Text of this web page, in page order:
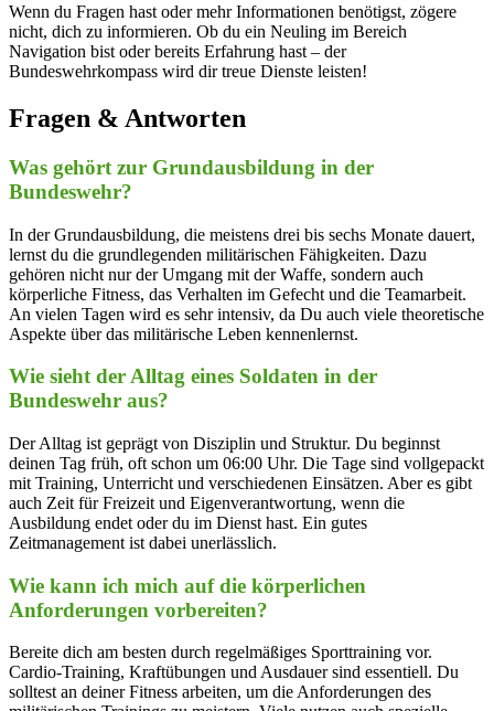
Wenn du Fragen hast oder mehr Informationen benötigst, zögere
nicht, dich zu informieren. Ob du ein Neuling im Bereich
Navigation bist oder bereits Erfahrung hast – der
Bundeswehrkompass wird dir treue Dienste leisten!
Fragen & Antworten
Was gehört zur Grundausbildung in der
Bundeswehr?
In der Grundausbildung, die meistens drei bis sechs Monate dauert,
lernst du die grundlegenden militärischen Fähigkeiten. Dazu
gehören nicht nur der Umgang mit der Waffe, sondern auch
körperliche Fitness, das Verhalten im Gefecht und die Teamarbeit.
An vielen Tagen wird es sehr intensiv, da Du auch viele theoretische
Aspekte über das militärische Leben kennenlernst.
Wie sieht der Alltag eines Soldaten in der
Bundeswehr aus?
Der Alltag ist geprägt von Disziplin und Struktur. Du beginnst
deinen Tag früh, oft schon um 06:00 Uhr. Die Tage sind vollgepackt
mit Training, Unterricht und verschiedenen Einsätzen. Aber es gibt
auch Zeit für Freizeit und Eigenverantwortung, wenn die
Ausbildung endet oder du im Dienst hast. Ein gutes
Zeitmanagement ist dabei unerlässlich.
Wie kann ich mich auf die körperlichen
Anforderungen vorbereiten?
Bereite dich am besten durch regelmäßiges Sporttraining vor.
Cardio-Training, Kraftübungen und Ausdauer sind essentiell. Du
solltest an deiner Fitness arbeiten, um die Anforderungen des